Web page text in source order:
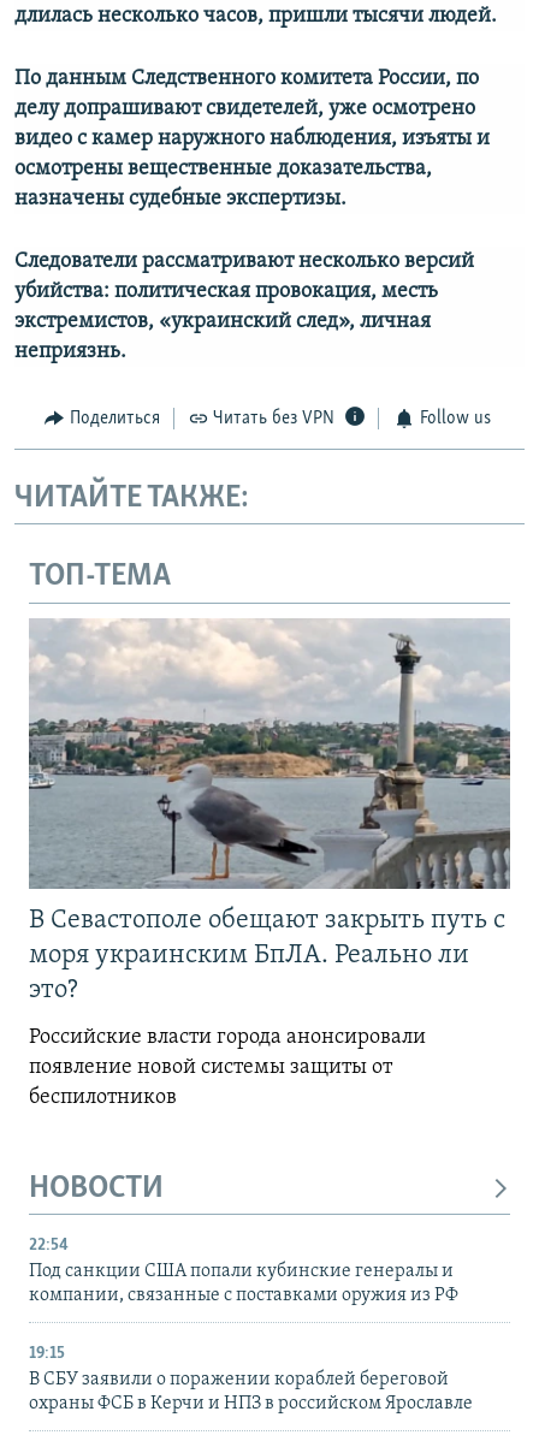
длилась несколько часов, пришли тысячи людей.
По данным Следственного комитета России, по
делу допрашивают свидетелей, уже осмотрено
видео с камер наружного наблюдения, изъяты и
осмотрены вещественные доказательства,
назначены судебные экспертизы.
Следователи рассматривают несколько версий
убийства: политическая провокация, месть
экстремистов, «украинский след», личная
неприязнь.
Поделиться Читать без VPN Follow us
ЧИТАЙТЕ ТАКЖЕ:
ТОП-ТЕМА
В Севастополе обещают закрыть путь с
моря украинским БпЛА. Реально ли
это?
Российские власти города анонсировали
появление новой системы защиты от
беспилотников
НОВОСТИ
22:54
Под санкции США попали кубинские генералы и
компании, связанные с поставками оружия из РФ
19:15
В СБУ заявили о поражении кораблей береговой
охраны ФСБ в Керчи и НПЗ в российском Ярославле